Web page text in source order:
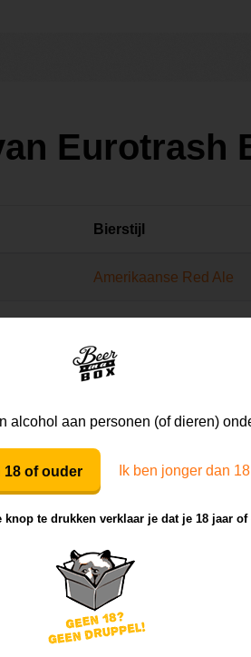
Eurotrash
Bierstijl
Amerikaanse Red Ale
Zwickel
Pils
Engelse Barleywine
Rookbier
Imperial Brown Ale
alcohol aan personen (of dieren)
18 of ouder Ik ben jonger dan 18
knop te drukken verklaar je dat je 18 jaar